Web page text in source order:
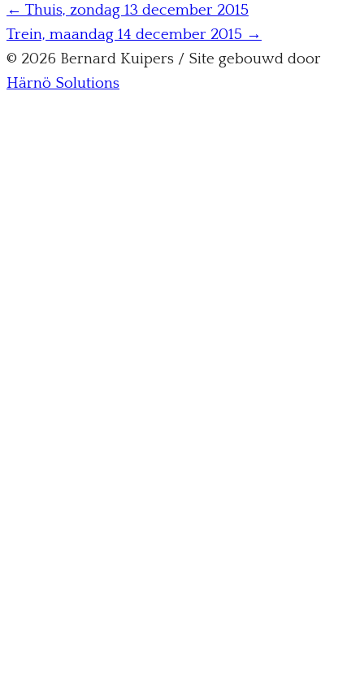
← Thuis, zondag 13 december 2015
Trein, maandag 14 december 2015 →
© 2026 Bernard Kuipers / Site gebouwd door
Härnö Solutions